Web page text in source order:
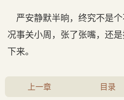
严安静默半晌，终究不是
况事关小周，张了张嘴，还
下来。
上一章 目录